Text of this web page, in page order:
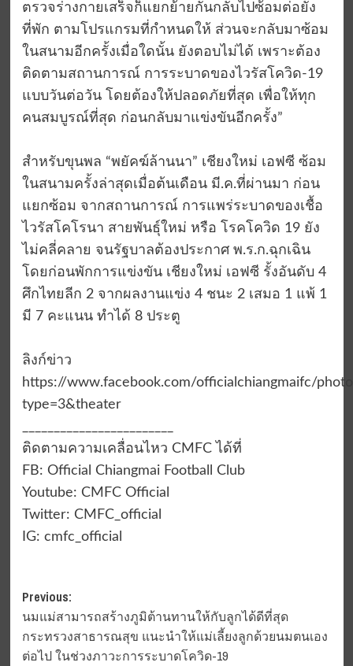
ตรวจร่างกายเสร็จก็แยกย้ายกันกลับไปซ้อมต่อยัง
ที่พัก ตามโปรแกรมที่กำหนดให้ ส่วนจะกลับมาซ้อม
ในสนามอีกครั้งเมื่อใดนั้น ยังตอบไม่ได้ เพราะต้อง
ติดตามสถานการณ์ การระบาดของไวรัสโควิด-19
แบบวันต่อวัน โดยต้องให้ปลอดภัยที่สุด เพื่อให้ทุก
คนสมบูรณ์ที่สุด ก่อนกลับมาแข่งขันอีกครั้ง”⁣
สำหรับขุนพล “พยัคฆ์ล้านนา” เชียงใหม่ เอฟซี ซ้อม
ในสนามครั้งล่าสุดเมื่อต้นเดือน มี.ค.ที่ผ่านมา ก่อน
แยกซ้อม จากสถานการณ์ การแพร่ระบาดของเชื้อ
ไวรัสโคโรนา สายพันธุ์ใหม่ หรือ โรคโควิด 19 ยัง
ไม่คลี่คลาย จนรัฐบาลต้องประกาศ พ.ร.ก.ฉุกเฉิน
โดยก่อนพักการแข่งขัน เชียงใหม่ เอฟซี รั้งอันดับ 4
ศึกไทยลีก 2 จากผลงานแข่ง 4 ชนะ 2 เสมอ 1 แพ้ 1
มี 7 คะแนน ทำได้ 8 ประตู⁣
ลิงก์ข่าว
⁣https://www.facebook.com/officialchiangmaifc/
type=3&theater
ติดตามความเคลื่อนไหว CMFC ได้ที่⁣⁣⁣
FB: Official Chiangmai Football Club⁣⁣⁣
Youtube: CMFC Official⁣⁣⁣
Twitter: CMFC_official⁣⁣⁣
IG: cmfc_official
Post
navigation
Previous:
นมแม่สามารถสร้างภูมิต้านทานให้กับลูกได้ดีที่สุด
กระทรวงสาธารณสุข แนะนำให้แม่เลี้ยงลูกด้วยนมตนเอง
ต่อไป ในช่วงภาวะการระบาดโควิด-19